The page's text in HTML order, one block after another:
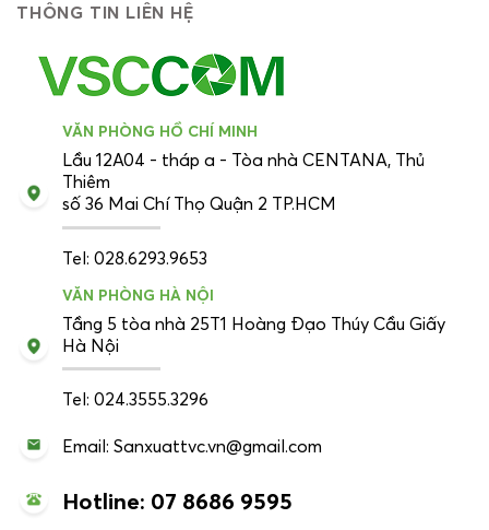
THÔNG TIN LIÊN HỆ
VĂN PHÒNG HỒ CHÍ MINH
Lầu 12A04 - tháp a - Tòa nhà CENTANA, Thủ
Thiêm
số 36 Mai Chí Thọ Quận 2 TP.HCM
Tel: 028.6293.9653
VĂN PHÒNG HÀ NỘI
Tầng 5 tòa nhà 25T1 Hoàng Đạo Thúy Cầu Giấy
Hà Nội
Tel: 024.3555.3296
Email: Sanxuattvc.vn@gmail.com
Hotline: 07 8686 9595